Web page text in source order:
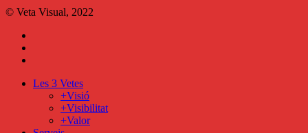
© Veta Visual, 2022
Close
Les 3 Vetes
+Visió
+Visibilitat
+Valor